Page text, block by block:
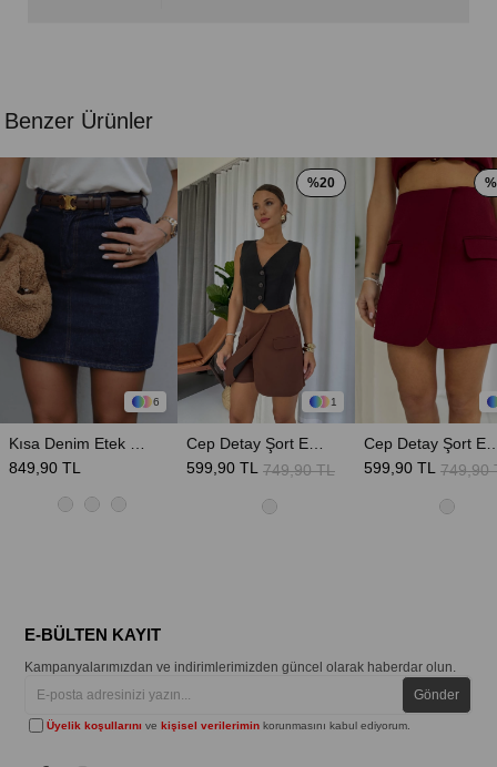
Benzer Ürünler
6
Kısa Denim Etek - Lacivert
849,90 TL
1
Cep Detay Şort Etek - Kahverengi
599,90 TL 749,90 TL
%20
Cep Detay
599,90 TL 749,90
E-BÜLTEN KAYIT
Kampanyalarımızdan ve indirimlerimizden güncel olarak haberdar olun.
Gönder
Üyelik koşullarını ve kişisel verilerimin korunmasını kabul ediyorum.